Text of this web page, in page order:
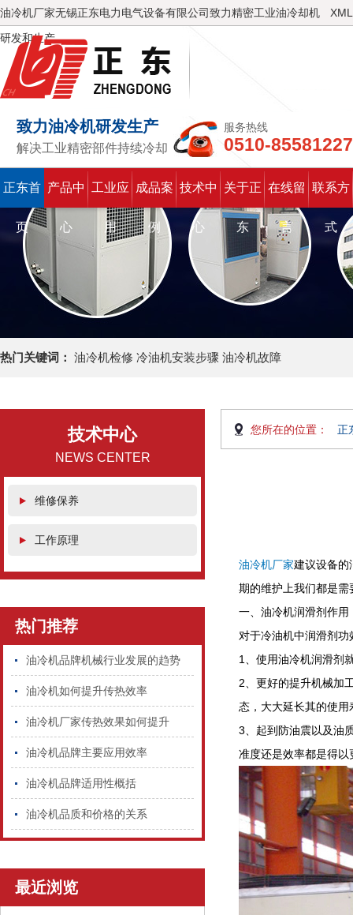
XML
油冷机厂家无锡正东电力电气设备有限公司致力精密工业油冷却机
研发和生产
致力油冷机研发生产
解决工业精密部件持续冷却
服务热线
0510-85581227
正东首
页
产品中
心
工业应
用
成品案
例
技术中
心
关于正
东
在线留
言
联系方
式
热门关键词： 油冷机检修 冷油机安装步骤 油冷机故障
技术中心
NEWS CENTER
维修保养
工作原理
热门推荐
油冷机品牌机械行业发展的趋势
油冷机如何提升传热效率
油冷机厂家传热效果如何提升
油冷机品牌主要应用效率
油冷机品牌适用性概括
油冷机品质和价格的关系
最近浏览
您所在的位置： 正
油冷机厂家建议设备的
期的维护上我们都是
一、油冷机润滑剂作用
对于冷油机中润滑剂
1、使用油冷机润滑剂
2、更好的提升机械加
态，大大延长其的使用
3、起到防油震以及油
准度还是效率都是得